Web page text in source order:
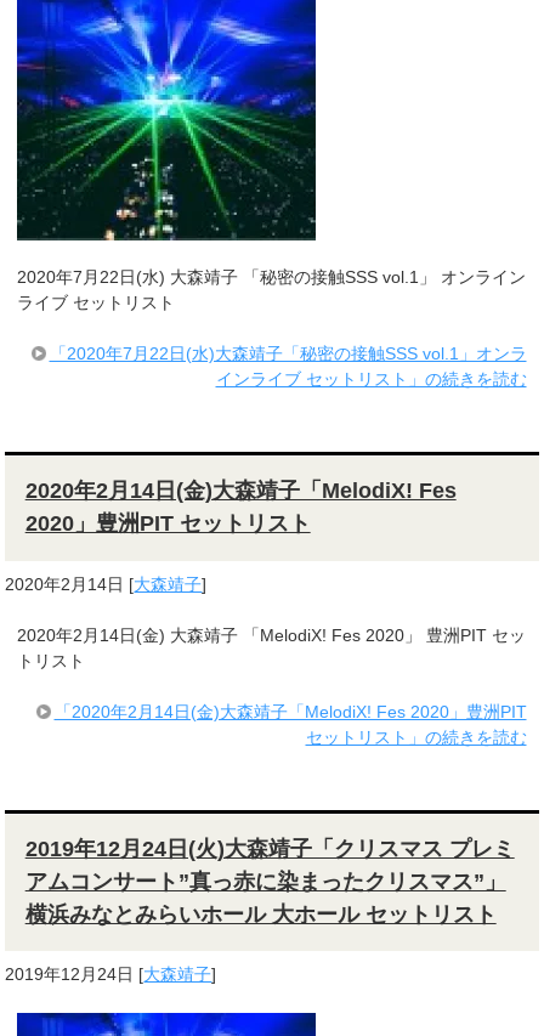
2020年7月22日(水) 大森靖子 「秘密の接触SSS vol.1」 オンライン
ライブ セットリスト
「2020年7月22日(水)大森靖子「秘密の接触SSS vol.1」オンラ
インライブ セットリスト」の続きを読む
2020年2月14日(金)大森靖子「MelodiX! Fes
2020」豊洲PIT セットリスト
2020年2月14日 [大森靖子]
2020年2月14日(金) 大森靖子 「MelodiX! Fes 2020」 豊洲PIT セッ
トリスト
「2020年2月14日(金)大森靖子「MelodiX! Fes 2020」豊洲PIT
セットリスト」の続きを読む
2019年12月24日(火)大森靖子「クリスマス プレミ
アムコンサート”真っ赤に染まったクリスマス”」
横浜みなとみらいホール 大ホール セットリスト
2019年12月24日 [大森靖子]